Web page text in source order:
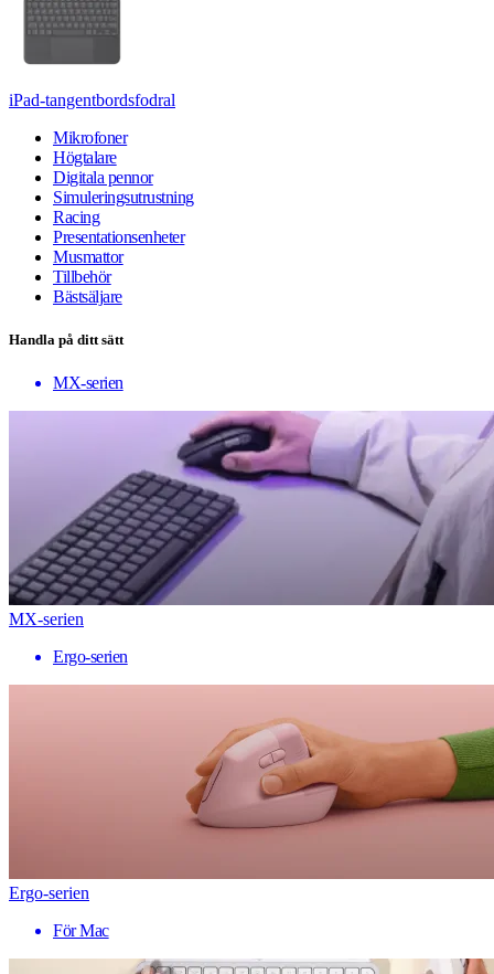
iPad-tangentbordsfodral
Mikrofoner
Högtalare
Digitala pennor
Simuleringsutrustning
Racing
Presentationsenheter
Musmattor
Tillbehör
Bästsäljare
Handla på ditt sätt
MX-serien
MX-serien
Ergo-serien
Ergo-serien
För Mac